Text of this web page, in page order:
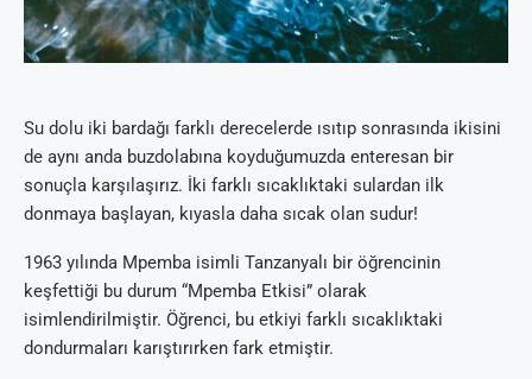
Su dolu iki bardağı farklı derecelerde ısıtıp sonrasında ikisini
de aynı anda buzdolabına koyduğumuzda enteresan bir
sonuçla karşılaşırız. İki farklı sıcaklıktaki sulardan ilk
donmaya başlayan, kıyasla daha sıcak olan sudur!
1963 yılında Mpemba isimli Tanzanyalı bir öğrencinin
keşfettiği bu durum “Mpemba Etkisi” olarak
isimlendirilmiştir. Öğrenci, bu etkiyi farklı sıcaklıktaki
dondurmaları karıştırırken fark etmiştir.